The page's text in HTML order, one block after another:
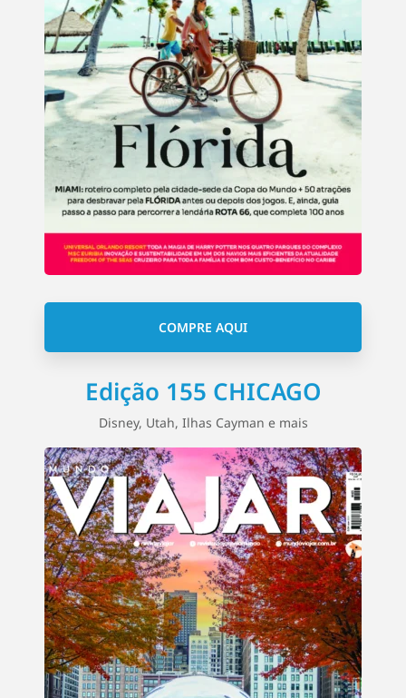
COMPRE AQUI
Edição 155 CHICAGO
Disney, Utah, Ilhas Cayman e mais